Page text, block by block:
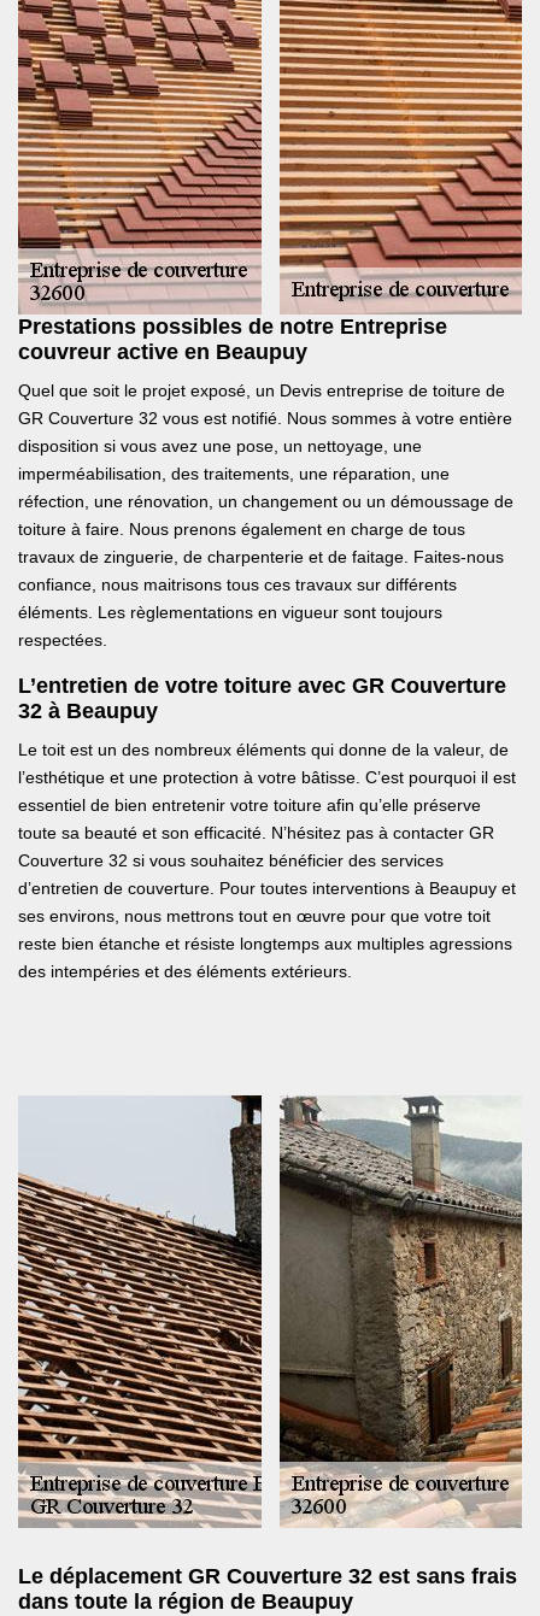
Prestations possibles de notre Entreprise
couvreur active en Beaupuy
Quel que soit le projet exposé, un Devis entreprise de toiture de
GR Couverture 32 vous est notifié. Nous sommes à votre entière
disposition si vous avez une pose, un nettoyage, une
imperméabilisation, des traitements, une réparation, une
réfection, une rénovation, un changement ou un démoussage de
toiture à faire. Nous prenons également en charge de tous
travaux de zinguerie, de charpenterie et de faitage. Faites-nous
confiance, nous maitrisons tous ces travaux sur différents
éléments. Les règlementations en vigueur sont toujours
respectées.
L’entretien de votre toiture avec GR Couverture
32 à Beaupuy
Le toit est un des nombreux éléments qui donne de la valeur, de
l’esthétique et une protection à votre bâtisse. C’est pourquoi il est
essentiel de bien entretenir votre toiture afin qu’elle préserve
toute sa beauté et son efficacité. N’hésitez pas à contacter GR
Couverture 32 si vous souhaitez bénéficier des services
d’entretien de couverture. Pour toutes interventions à Beaupuy et
ses environs, nous mettrons tout en œuvre pour que votre toit
reste bien étanche et résiste longtemps aux multiples agressions
des intempéries et des éléments extérieurs.
Le déplacement GR Couverture 32 est sans frais
dans toute la région de Beaupuy